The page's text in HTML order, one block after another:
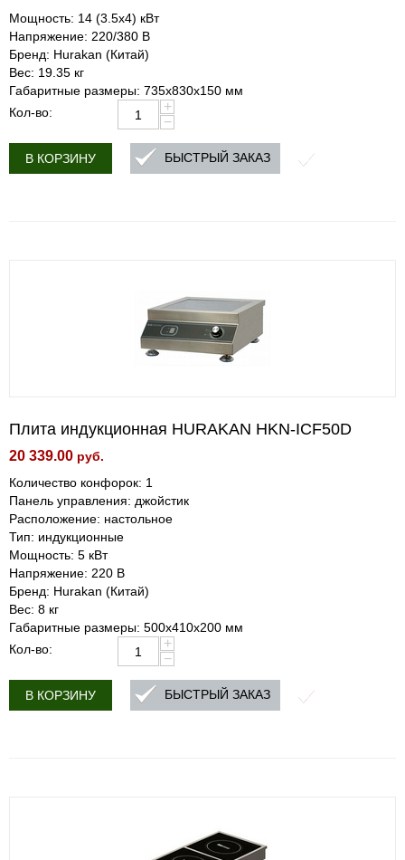
Мощность: 14 (3.5x4) кВт
Напряжение: 220/380 В
Бренд: Hurakan (Китай)
Вес: 19.35 кг
Габаритные размеры: 735x830x150 мм
Кол-во:
+
−
В КОРЗИНУ БЫСТРЫЙ ЗАКАЗ
Плита индукционная HURAKAN HKN-ICF50D
20 339.00 руб.
Количество конфорок: 1
Панель управления: джойстик
Расположение: настольное
Тип: индукционные
Мощность: 5 кВт
Напряжение: 220 В
Бренд: Hurakan (Китай)
Вес: 8 кг
Габаритные размеры: 500x410x200 мм
Кол-во:
+
−
В КОРЗИНУ БЫСТРЫЙ ЗАКАЗ